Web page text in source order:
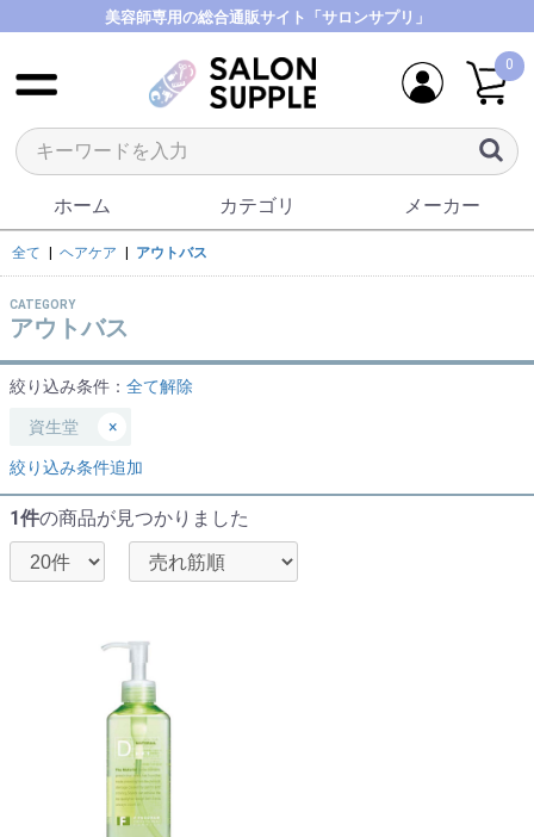
美容師専用の総合通販サイト「サロンサプリ」
0
ホーム カテゴリ メーカー
全て ヘアケア アウトバス
CATEGORY
アウトバス
絞り込み条件： 全て解除
資生堂 ×
絞り込み条件追加
1件の商品が見つかりました